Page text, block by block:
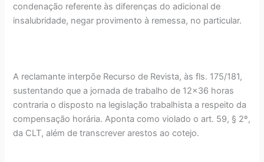
condenação referente às diferenças do adicional de
insalubridade, negar provimento à remessa, no particular.
A reclamante interpõe Recurso de Revista, às fls. 175/181,
sustentando que a jornada de trabalho de 12x36 horas
contraria o disposto na legislação trabalhista a respeito da
compensação horária. Aponta como violado o art. 59, § 2º,
da CLT, além de transcrever arestos ao cotejo.